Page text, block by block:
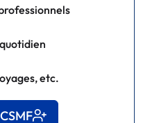
etc.